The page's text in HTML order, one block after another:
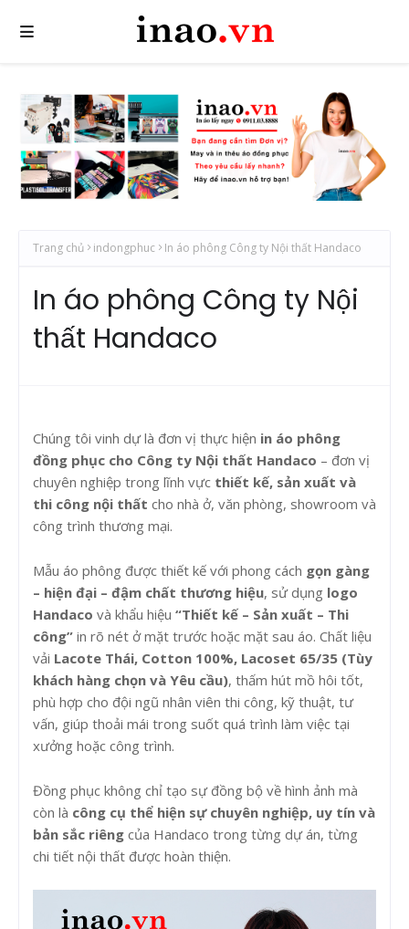
Trang chủ indongphuc In áo phông Công ty Nội thất Handaco
In áo phông Công ty Nội
thất Handaco
Chúng tôi vinh dự là đơn vị thực hiện in áo phông
đồng phục cho Công ty Nội thất Handaco – đơn vị
chuyên nghiệp trong lĩnh vực thiết kế, sản xuất và
thi công nội thất cho nhà ở, văn phòng, showroom và
công trình thương mại.
Mẫu áo phông được thiết kế với phong cách gọn gàng
– hiện đại – đậm chất thương hiệu, sử dụng logo
Handaco và khẩu hiệu “Thiết kế – Sản xuất – Thi
công” in rõ nét ở mặt trước hoặc mặt sau áo. Chất liệu
vải Lacote Thái, Cotton 100%, Lacoset 65/35 (Tùy
khách hàng chọn và Yêu cầu), thấm hút mồ hôi tốt,
phù hợp cho đội ngũ nhân viên thi công, kỹ thuật, tư
vấn, giúp thoải mái trong suốt quá trình làm việc tại
xưởng hoặc công trình.
Đồng phục không chỉ tạo sự đồng bộ về hình ảnh mà
còn là công cụ thể hiện sự chuyên nghiệp, uy tín và
bản sắc riêng của Handaco trong từng dự án, từng
chi tiết nội thất được hoàn thiện.